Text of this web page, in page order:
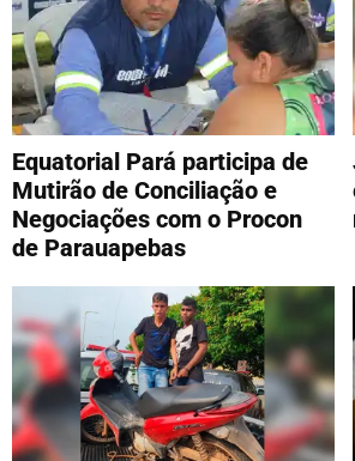
Equatorial Pará participa de
Mutirão de Conciliação e
Negociações com o Procon
de Parauapebas